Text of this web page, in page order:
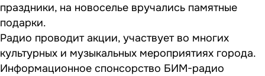
праздники, на новоселье вручались памятные
подарки.
Радио проводит акции, участвует во многих
культурных и музыкальных мероприятиях города.
Информационное спонсорство БИМ-радио